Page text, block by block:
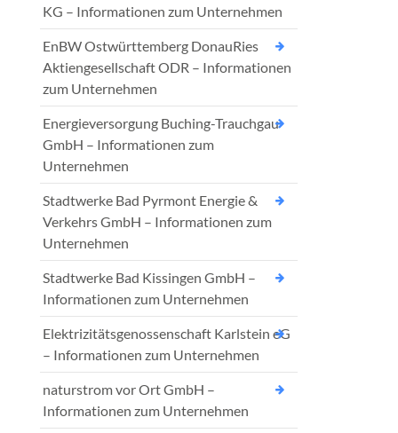
KG – Informationen zum Unternehmen
EnBW Ostwürttemberg DonauRies
Aktiengesellschaft ODR – Informationen
zum Unternehmen
Energieversorgung Buching-Trauchgau
GmbH – Informationen zum
Unternehmen
Stadtwerke Bad Pyrmont Energie &
Verkehrs GmbH – Informationen zum
Unternehmen
Stadtwerke Bad Kissingen GmbH –
Informationen zum Unternehmen
Elektrizitätsgenossenschaft Karlstein eG
– Informationen zum Unternehmen
naturstrom vor Ort GmbH –
Informationen zum Unternehmen